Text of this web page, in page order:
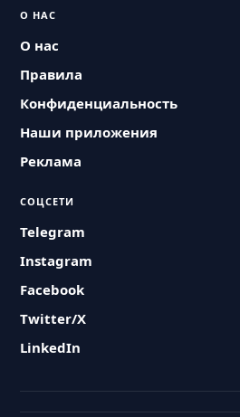
О НАС
О нас
Правила
Конфиденциальность
Наши приложения
Реклама
СОЦСЕТИ
Telegram
Instagram
Facebook
Twitter/X
LinkedIn